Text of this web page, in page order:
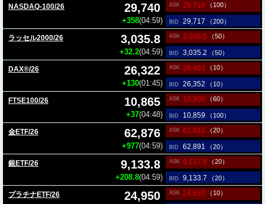
NASDAQ-100/26 29,740
+358(04:59)
ASK 29,718 （100）
BID 29,717 （200）
ラッセル2000/26 3,035.8
+32.2(04:59)
ASK 3,036.5 （50）
BID 3,035.2 （50）
DAX®/26 26,322
+130(01:45)
ASK 26,403 （10）
BID 26,352 （10）
FTSE100/26 10,865
+37(04:48)
ASK 10,905 （60）
BID 10,859 （100）
金ETF/26 62,876
+977(04:59)
ASK 62,913 （20）
BID 62,891 （20）
銀ETF/26 9,133.8
+208.8(04:59)
ASK 9,137.8 （20）
BID 9,133.7 （20）
プラチナETF/26 24,950 ASK 24,850 （10）